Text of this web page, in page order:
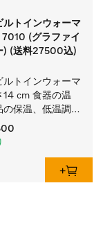
ルトインウォーマ
7010 (グラファイ
) (送料27500込)
ルトインウォーマ
cm 食器の温
の保温、低温調理